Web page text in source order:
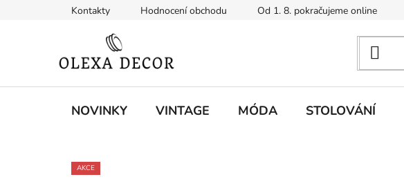
Kontakty Hodnocení obchodu Od 1. 8. pokračujeme online
NOVINKY VINTAGE MÓDA STOLOVÁNÍ
AKCE